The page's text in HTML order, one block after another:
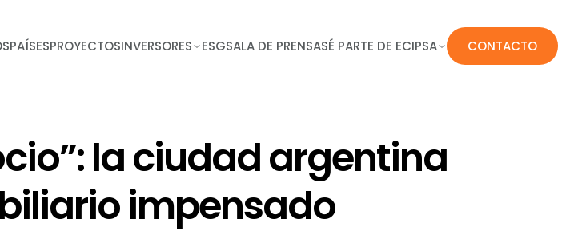
PAÍSESPROYECTOSINVERSORES ESGSALA DE PRENSASÉ PARTE DE ECIPSA CONTACTO
la ciudad argentina
impensado